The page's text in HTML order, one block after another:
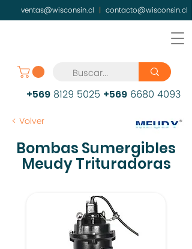
ventas@wisconsin.cl | contacto@wisconsin.cl
+569 8129 5025 +569 6680 4093
< Volver
Bombas Sumergibles
Meudy Trituradoras